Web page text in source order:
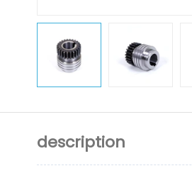
description